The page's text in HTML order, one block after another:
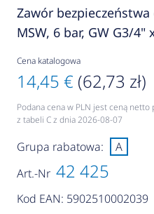
Zawór
MSW, 6 bar, GW G3/4"
Cena katalogowa
14,45 € (62,73 zł)
Podana cena w PLN jest ceną
z tabeli C z dnia 2026-08-07
Art.-Nr 42 425
Kod EAN: 5902510002039
Grupa rabatowa: A